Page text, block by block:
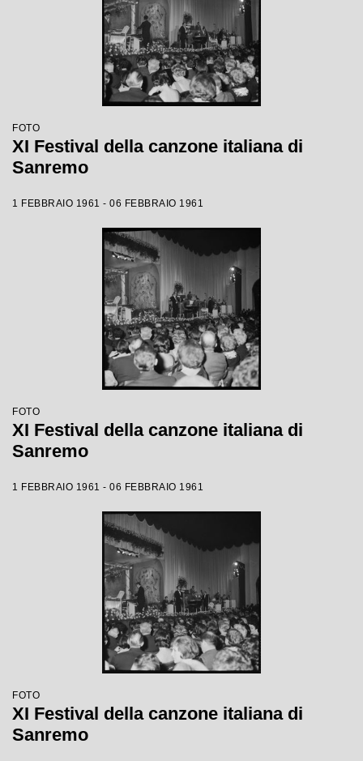
FOTO
XI Festival della canzone italiana di
Sanremo
1 FEBBRAIO 1961 - 06 FEBBRAIO 1961
FOTO
XI Festival della canzone italiana di
Sanremo
1 FEBBRAIO 1961 - 06 FEBBRAIO 1961
FOTO
XI Festival della canzone italiana di
Sanremo